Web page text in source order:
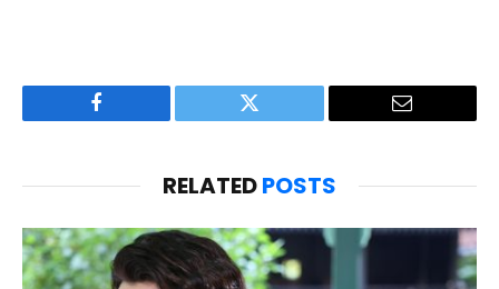
Facebook Twitter Email
RELATEDPOSTS